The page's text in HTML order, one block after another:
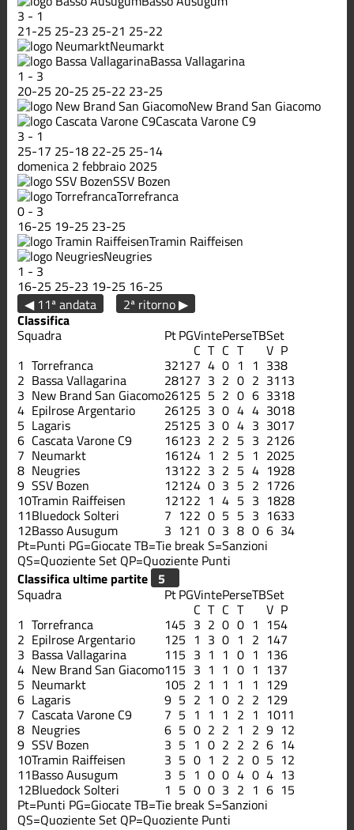
3 - 1
21-25 25-23 25-21 25-22
Neumarkt
Bassa Vallagarina
1 - 3
20-25 20-25 25-22 23-25
New Brand San Giacomo
Cascata Varone C9
3 - 1
25-17 25-18 22-25 25-14
domenica 2 febbraio 2025
SSV Bozen
Torrefranca
0 - 3
16-25 19-25 23-25
Tramin Raiffeisen
Neugries
1 - 3
16-25 25-23 19-25 16-25
◀ 11ª andata
2ª ritorno ▶
Classifica
Squadra PtPGVintePerseTBSet
C T C T V P
1 Torrefranca 32127 4 0 1 1 338
2 Bassa Vallagarina 28127 3 2 0 2 3113
3 New Brand San Giacomo26125 5 2 0 6 3318
4 Epilrose Argentario 26125 3 0 4 4 3018
5 Lagaris 25125 3 0 4 3 3017
6 Cascata Varone C9 16123 2 2 5 3 2126
7 Neumarkt 16124 1 2 5 1 2025
8 Neugries 13122 3 2 5 4 1928
9 SSV Bozen 12124 0 3 5 2 1726
10Tramin Raiffeisen 12122 1 4 5 3 1828
11Bluedock Solteri 7 122 0 5 5 3 1633
12Basso Ausugum 3 121 0 3 8 0 6 34
Pt=Punti PG=GiocateTB=Tie breakS=Sanzioni
QS=Quoziente Set QP=Quoziente Punti
Classifica ultime partite
Squadra
PtPGVintePerseTBSet
C T C T V P
1 Torrefranca 145 3 2 0 0 1 154
2 Epilrose Argentario 125 1 3 0 1 2 147
3 Bassa Vallagarina 115 3 1 1 0 1 136
4 New Brand San Giacomo115 3 1 1 0 1 137
5 Neumarkt 105 2 1 1 1 1 129
6 Lagaris 9 5 2 1 0 2 2 129
7 Cascata Varone C9 7 5 1 1 1 2 1 1011
8 Neugries 6 5 0 2 2 1 2 9 12
9 SSV Bozen 3 5 1 0 2 2 2 6 14
10Tramin Raiffeisen 3 5 0 1 2 2 0 5 12
11Basso Ausugum 3 5 1 0 0 4 0 4 13
12Bluedock Solteri 1 5 0 0 3 2 1 6 15
Pt=Punti PG=GiocateTB=Tie breakS=Sanzioni
QS=Quoziente Set QP=Quoziente Punti